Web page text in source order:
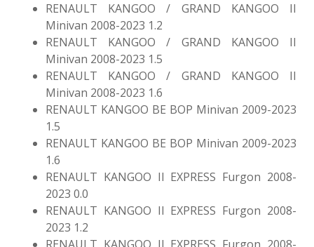
RENAULT KANGOO / GRAND KANGOO II
Minivan 2008-2023 1.2
RENAULT KANGOO / GRAND KANGOO II
Minivan 2008-2023 1.5
RENAULT KANGOO / GRAND KANGOO II
Minivan 2008-2023 1.6
RENAULT KANGOO BE BOP Minivan 2009-2023
1.5
RENAULT KANGOO BE BOP Minivan 2009-2023
1.6
RENAULT KANGOO II EXPRESS Furgon 2008-
2023 0.0
RENAULT KANGOO II EXPRESS Furgon 2008-
2023 1.2